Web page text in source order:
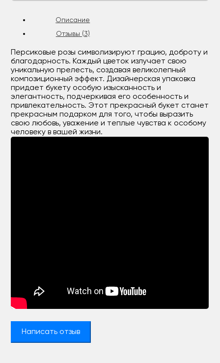
Описание
Отзывы (3)
Персиковые розы символизируют грацию, доброту и
благодарность. Каждый цветок излучает свою
уникальную прелесть, создавая великолепный
композиционный эффект. Дизайнерская упаковка
придает букету особую изысканность и
элегантность, подчеркивая его особенность и
привлекательность. Этот прекрасный букет станет
прекрасным подарком для того, чтобы выразить
свою любовь, уважение и теплые чувства к особому
человеку в вашей жизни.
Написать отзыв